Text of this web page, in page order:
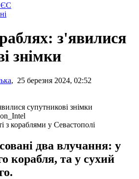
ЄС
з'явилися
знімки
, 25 березня 2024, 02:52
з кораблями у Севастополі
два влучання: у
корабля, та у сухий